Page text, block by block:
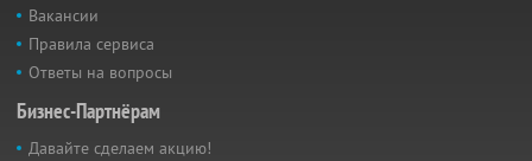
Вакансии
Правила сервиса
Ответы на вопросы
Бизнес-Партнёрам
Давайте сделаем акцию!